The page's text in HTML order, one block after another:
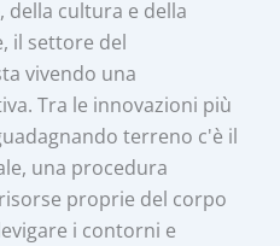
cultura e della
il settore del
vivendo una
Tra le innovazioni più
terreno c'è il
una procedura
proprie del corpo
i contorni e